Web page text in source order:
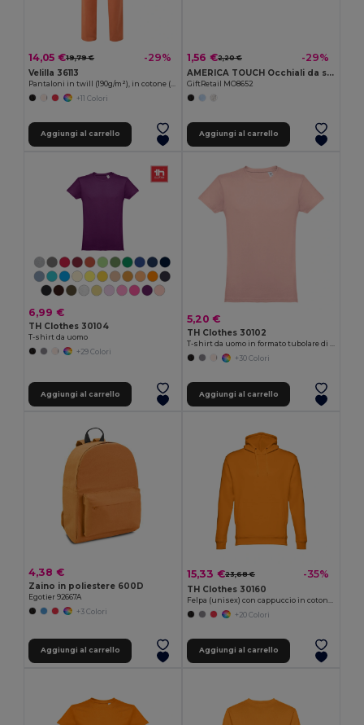
14,05 €19,79 € -29%
Velilla 36113
+11 Colori
Aggiungi al carrello
1,56 €2,20 € -29%
AMERICA TOUCH Occhiali da sole con lenti spe
GiftRetail MO8652
Aggiungi al carrello
6,99 €
TH Clothes 30104
T-shirt da uomo
+29 Colori
Aggiungi al carrello
5,20 €
TH Clothes 30102
T-shirt da uomo in formato tubolare di cotone
+30 Colori
Aggiungi al carrello
4,38 €
Zaino in poliestere 600D
Egotier 92667A
+3 Colori
Aggiungi al carrello
15,33 €23,68 € -35%
TH Clothes 30160
+20 Colori
Aggiungi al carrello